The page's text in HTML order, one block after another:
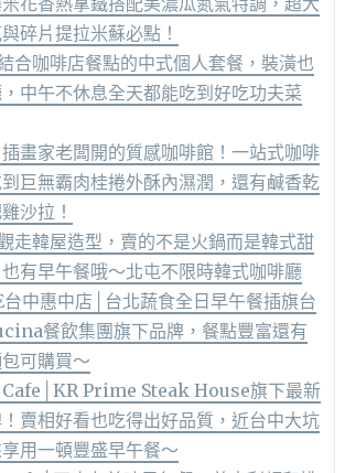
碎片提拉米蘇必點！
合咖啡店餐點的中式個人套餐，裝潢也
中午不休息全天都能吃到好吃功夫菜
畫家老闆開的質感咖啡館！一站式咖啡
巨無霸肉桂捲外酥內濕潤，還有鹹香乾
沙拉！
走韓屋造型，賣的不是火鍋而是韓式甜
有早午餐哦～北屯不限時韓式咖啡廳
台中惠中店│台北蔬食全日早午餐插旗台
餐飲集團旗下品牌，餐點豐富還有
可購買～
Prime Steak House旗下最新
賣相好看也吃得出好品質，近台中大坑
用一頓豐盛早午餐～